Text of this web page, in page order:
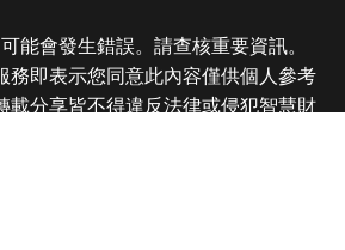
能會發生錯誤。請查核重要資訊。
務即表示您同意此內容僅供個人參考
載分享皆不得違反法律或侵犯智慧財